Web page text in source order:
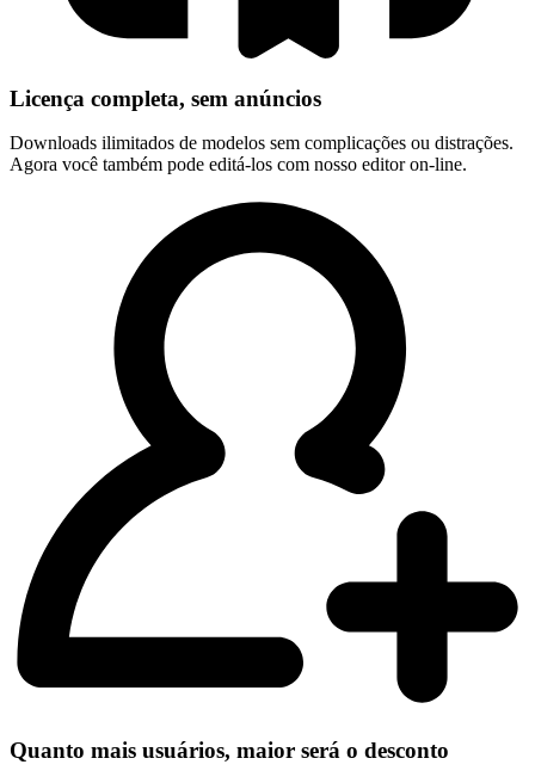
Licença completa, sem anúncios
Downloads ilimitados de modelos sem complicações ou distrações.
Agora você também pode editá-los com nosso editor on-line.
Quanto mais usuários, maior será o desconto